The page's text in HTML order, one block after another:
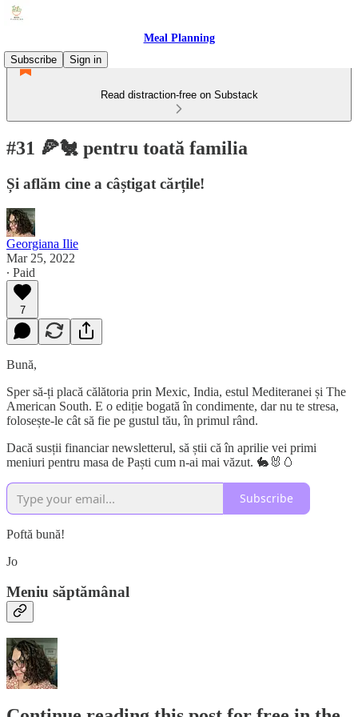
Meal Planning
Subscribe
Sign in
Read distraction-free on Substack
#31 🍕🐔 pentru toată familia
Și aflăm cine a câștigat cărțile!
Georgiana Ilie
Mar 25, 2022
∙ Paid
7
Bună,
Sper să-ți placă călătoria prin Mexic, India, estul Mediteranei și The
American South. E o ediție bogată în condimente, dar nu te stresa,
folosește-le cât să fie pe gustul tău, în primul rând.
Dacă susții financiar newsletterul, să știi că în aprilie vei primi
meniuri pentru masa de Paști cum n-ai mai văzut. 🐇🐰🥚
Subscribe
Poftă bună!
Jo
Meniu săptămânal